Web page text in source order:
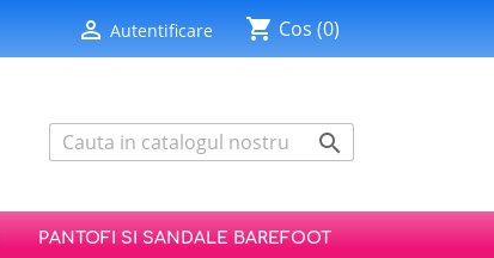
 Autentificare shopping_cart Cos (0)

PANTOFI SI SANDALE BAREFOOT